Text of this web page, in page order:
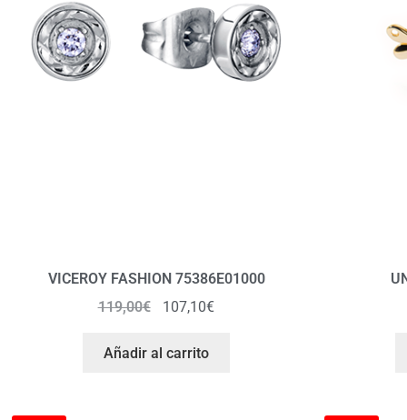
VICEROY FASHION 75386E01000
119,00€ 107,10€
Añadir al carrito